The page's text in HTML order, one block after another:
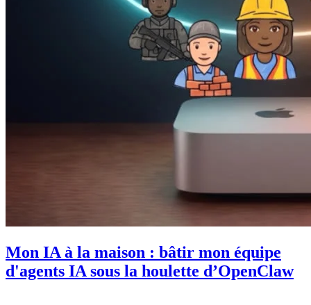
Mon IA à la maison : bâtir mon équipe
d'agents IA sous la houlette d’OpenClaw